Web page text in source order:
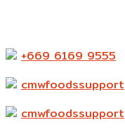
+669 6169 9555
cmwfoodssupport
cmwfoodssupport